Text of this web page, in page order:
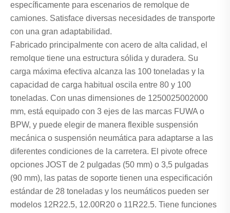
específicamente para escenarios de remolque de
camiones. Satisface diversas necesidades de transporte
con una gran adaptabilidad.
Fabricado principalmente con acero de alta calidad, el
remolque tiene una estructura sólida y duradera. Su
carga máxima efectiva alcanza las 100 toneladas y la
capacidad de carga habitual oscila entre 80 y 100
toneladas. Con unas dimensiones de 1250025002000
mm, está equipado con 3 ejes de las marcas FUWA o
BPW, y puede elegir de manera flexible suspensión
mecánica o suspensión neumática para adaptarse a las
diferentes condiciones de la carretera. El pivote ofrece
opciones JOST de 2 pulgadas (50 mm) o 3,5 pulgadas
(90 mm), las patas de soporte tienen una especificación
estándar de 28 toneladas y los neumáticos pueden ser
modelos 12R22.5, 12.00R20 o 11R22.5. Tiene funciones